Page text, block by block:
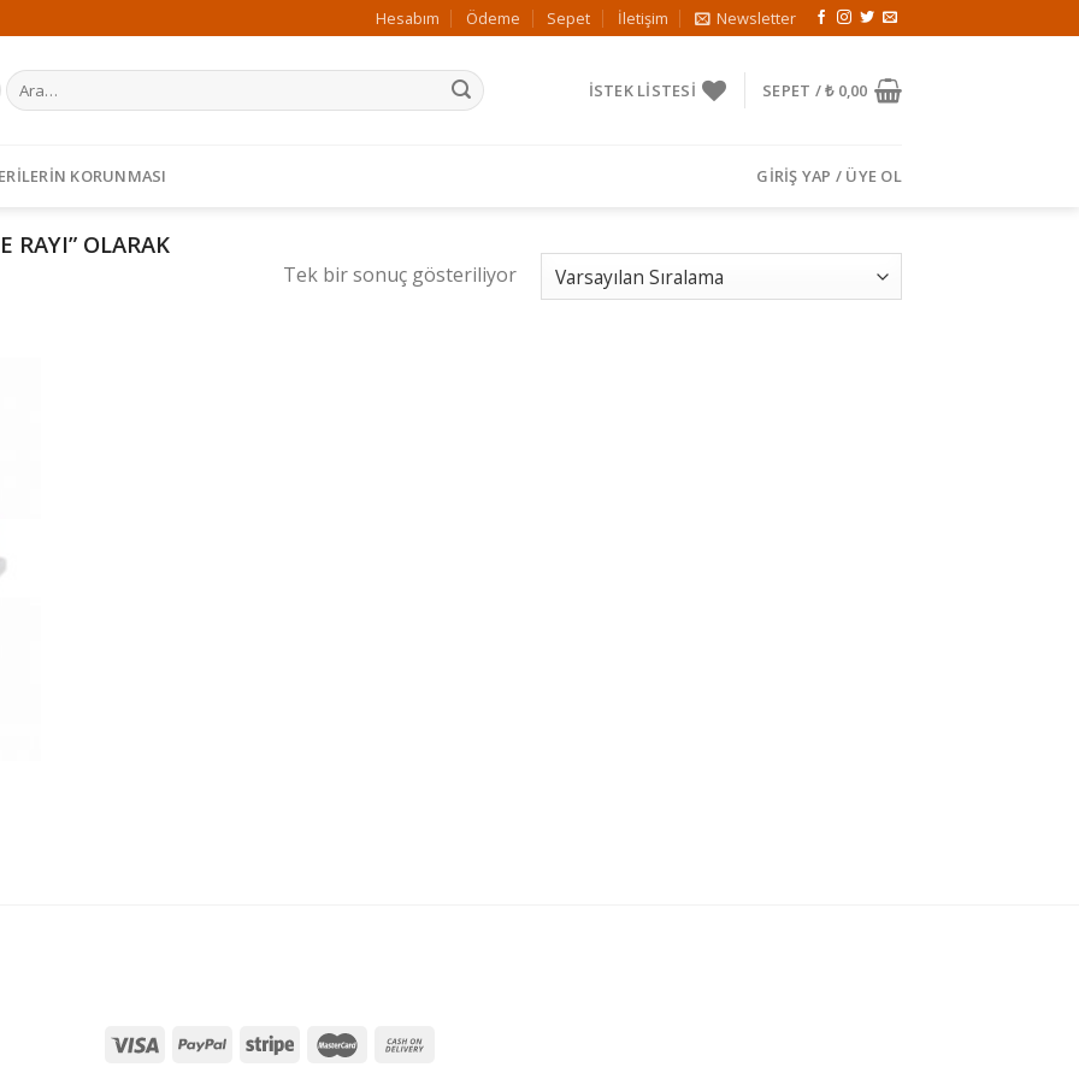
Hesabım Ödeme Sepet İletişim Newsletter
Ara: İSTEK LISTESI SEPET /₺0,00
KORUNMASI GIRIŞ YAP / ÜYE OL
RAYI” OLARAK
Tek bir sonuç gösteriliyor